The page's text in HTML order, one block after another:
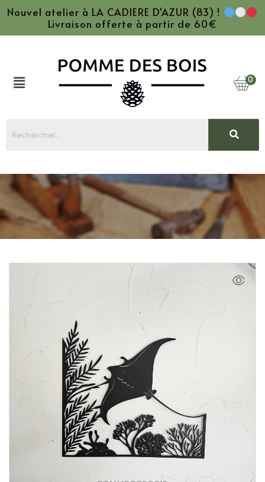
Nouvel atelier à LA CADIERE D'AZUR (83) !
Livraison offerte à partir de 60€
0